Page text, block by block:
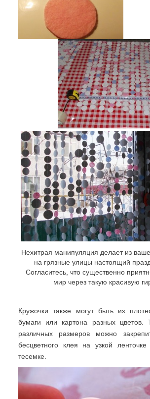
Нехитрая манипуляция делает из
на грязные улицы настоящий
Согласитесь, что существенно
мир через такую красивую
Кружочки также могут быть из
бумаги или картона разных цветов.
различных размеров можно
бесцветного клея на узкой
тесемке.